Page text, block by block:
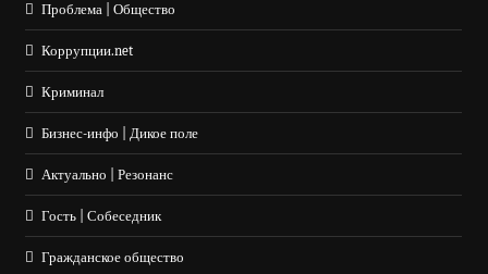
Проблема | Общество
Коррупции.net
Криминал
Бизнес-инфо | Дикое поле
Актуально | Резонанс
Гость | Собеседник
Гражданское общество